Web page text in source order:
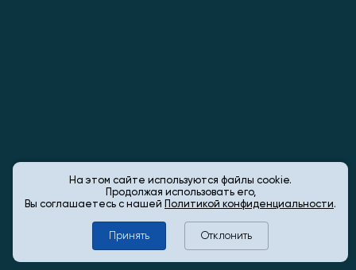
На этом сайте используются файлы cookie.
Продолжая использовать его,
Вы соглашаетесь с нашей Политикой конфиденциальности.
Принять Отклонить